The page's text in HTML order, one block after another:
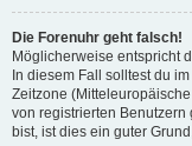
Die Forenuhr geht falsch!
Möglicherweise entspricht
In diesem Fall solltest du
Zeitzone
von registrierten
bist, ist dies ein guter